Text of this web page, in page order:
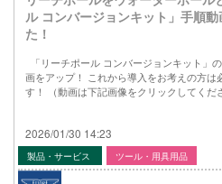
ル コンバージョンキット」手順
た！
「リーチポール コンバージョンキット」
画をアップ！ これから導入をお考えの方は
す！ （動画は下記画像をクリックしてくだ
2026/01/30 14:23
製品・サービス ツール・用具用品